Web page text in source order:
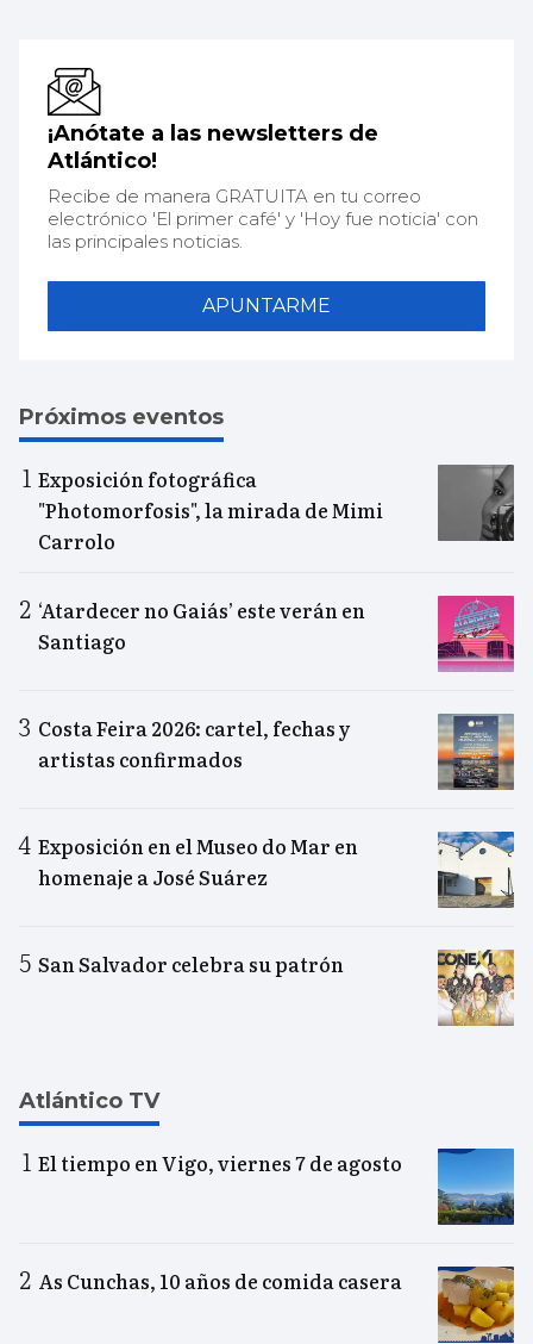
¡Anótate a las newsletters de
Atlántico!
Recibe de manera GRATUITA en tu correo
electrónico 'El primer café' y 'Hoy fue noticia' con
las principales noticias.
APUNTARME
Próximos eventos
Exposición fotográfica
"Photomorfosis", la mirada de Mimi
Carrolo
‘Atardecer no Gaiás’ este verán en
Santiago
Costa Feira 2026: cartel, fechas y
artistas confirmados
Exposición en el Museo do Mar en
homenaje a José Suárez
San Salvador celebra su patrón
Atlántico TV
El tiempo en Vigo, viernes 7 de agosto
As Cunchas, 10 años de comida casera